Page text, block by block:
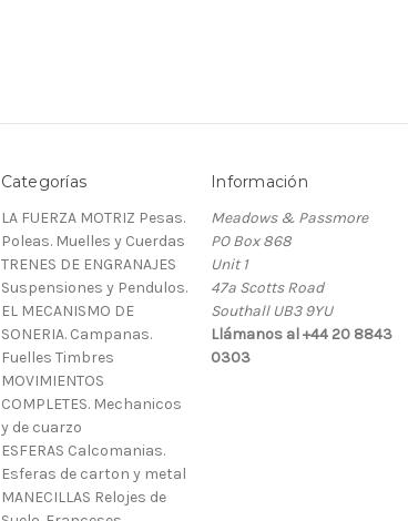
Categorías
LA FUERZA MOTRIZ Pesas.
Poleas. Muelles y Cuerdas
TRENES DE ENGRANAJES
Suspensiones y Pendulos.
EL MECANISMO DE
SONERIA. Campanas.
Fuelles Timbres
MOVIMIENTOS
COMPLETES. Mechanicos
y de cuarzo
ESFERAS Calcomanias.
Esferas de carton y metal
MANECILLAS Relojes de
Información
Meadows & Passmore
PO Box 868
Unit 1
47a Scotts Road
Southall UB3 9YU
Llámanos al +44 20 8843
0303